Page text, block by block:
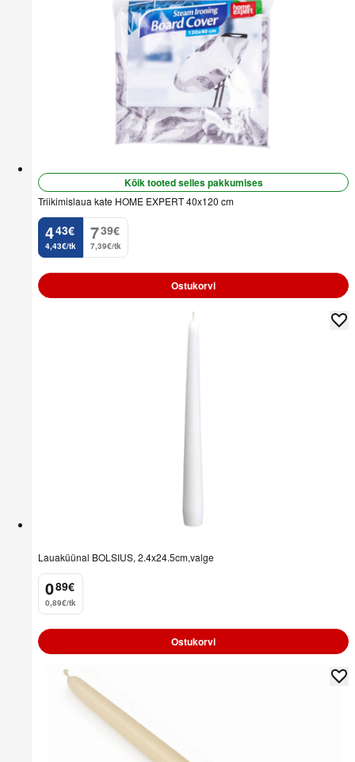
Kõik tooted selles pakkumises
Triikimislaua kate HOME EXPERT 40x120 cm
4
. 43€
4,43€/tk
7
. 39€
7,39€/tk
Ostukorvi
Lauaküünal BOLSIUS, 2.4x24.5cm,valge
0
. 89€
0,89€/tk
Ostukorvi